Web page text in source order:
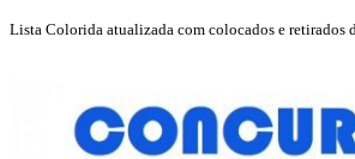
Lista Colorida atualizada com colocados e retirados